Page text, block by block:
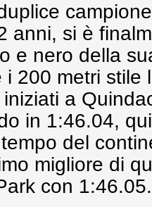
anni, si è
e nero della
i 200 metri stile
a
in 1:46.04,
del
migliore di
con 1:46.05.